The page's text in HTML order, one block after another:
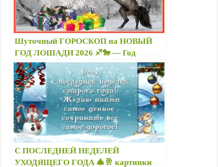
Шуточный ГОРОСКОП на НОВЫЙ
ГОД ЛОШАДИ 2026 ♐🐎 — Год
Лошади по знакам зодиака в стихах,
картинки, стикеры, гиф
С ПОСЛЕДНЕЙ НЕДЕЛЕЙ
УХОДЯЩЕГО ГОДА 🎄🥂 картинки